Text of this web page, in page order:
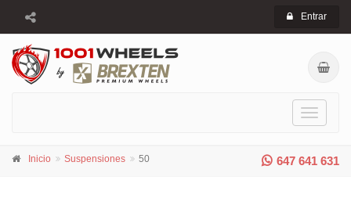
Entrar
Toggle
647 641 631
Inicio Suspensiones 50